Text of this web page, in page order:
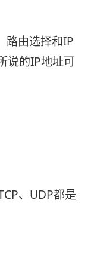
路由选择和IP
说的IP地址可
、UDP都是